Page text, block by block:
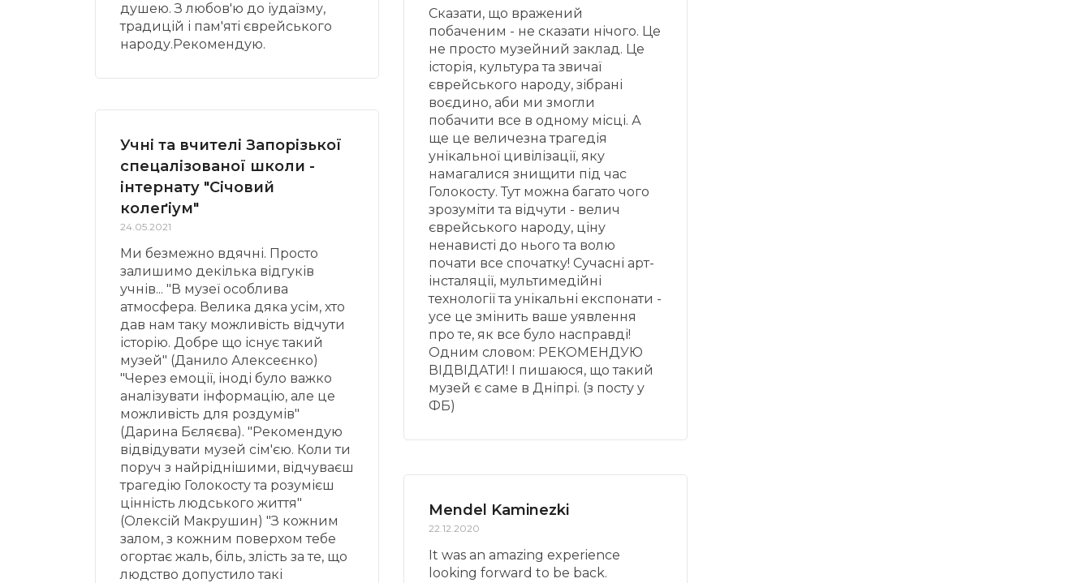
душею. З любов'ю до іудаїзму,
традицій і пам'яті єврейського
народу.Рекомендую.
Сказати, що вражений
побаченим - не сказати нічого. Це
не просто музейний заклад. Це
історія, культура та звичаї
єврейського народу, зібрані
воєдино, аби ми змогли
побачити все в одному місці. А
ще це величезна трагедія
унікальної цивілізації, яку
намагалися знищити під час
Голокосту. Тут можна багато чого
зрозуміти та відчути - велич
єврейського народу, ціну
ненависті до нього та волю
почати все спочатку! Сучасні арт-
інсталяції, мультимедійні
технології та унікальні експонати -
усе це змінить ваше уявлення
про те, як все було насправді!
Одним словом: РЕКОМЕНДУЮ
ВІДВІДАТИ! І пишаюся, що такий
музей є саме в Дніпрі. (з посту у
ФБ)
Учні та вчителі Запорізької
спецалізованої школи -
інтернату "Січовий
колеґіум"
24.05.2021
Ми безмежно вдячні. Просто
залишимо декілька відгуків
учнів... "В музеї особлива
атмосфера. Велика дяка усім, хто
дав нам таку можливість відчути
історію. Добре що існує такий
музей" (Данило Алексеєнко)
"Через емоції, іноді було важко
аналізувати інформацію, але це
можливість для роздумів"
(Дарина Бєляєва). "Рекомендую
відвідувати музей сім'єю. Коли ти
поруч з найріднішими, відчуваєш
трагедію Голокосту та розумієш
цінність людського життя"
(Олексій Макрушин) "З кожним
залом, з кожним поверхом тебе
огортає жаль, біль, злість за те, що
людство допустило такі
Mendel Kaminezki
22.12.2020
It was an amazing experience
looking forward to be back.